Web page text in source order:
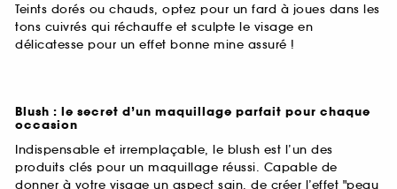
Teints dorés ou chauds, optez pour un fard à joues dans les
tons cuivrés qui réchauffe et sculpte le visage en
délicatesse pour un effet bonne mine assuré !
Blush : le secret d’un maquillage parfait pour chaque
occasion
Indispensable et irremplaçable, le blush est l’un des
produits clés pour un maquillage réussi. Capable de
donner à votre visage un aspect sain, de créer l’effet "peau